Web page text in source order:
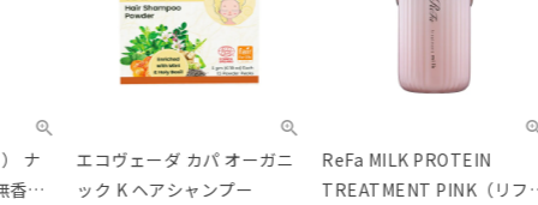
エコヴェーダ カパ オーガニ
ック K ヘアシャンプー
ReFa MILK PROTEIN
TREATMENT PINK（リファ